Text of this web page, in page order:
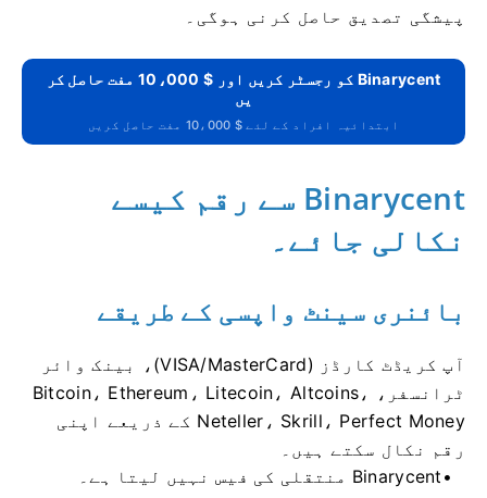
پیشگی تصدیق حاصل کرنی ہوگی۔
Binarycent کو رجسٹر کریں اور $ 10،000 مفت حاصل کر
یں
ابتدائیہ افراد کے لئے $ 10،000 مفت حاصل کریں
Binarycent سے رقم کیسے
نکالی جائے۔
بائنری سینٹ واپسی کے طریقے
آپ کریڈٹ کارڈز (VISA/MasterCard)، بینک وائر
ٹرانسفر، Bitcoin، Ethereum، Litecoin، Altcoins،
Neteller، Skrill، Perfect Money کے ذریعے اپنی
رقم نکال سکتے ہیں۔
Binarycent منتقلی کی فیس نہیں لیتا ہے۔